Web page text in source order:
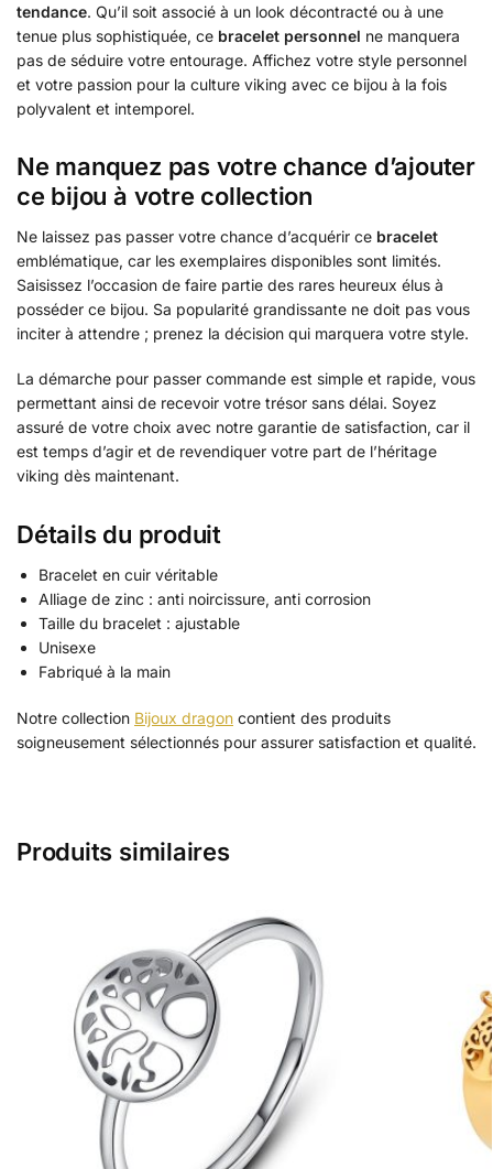
tendance. Qu’il soit associé à un look décontracté ou à une
tenue plus sophistiquée, ce bracelet personnel ne manquera
pas de séduire votre entourage. Affichez votre style personnel
et votre passion pour la culture viking avec ce bijou à la fois
polyvalent et intemporel.
Ne manquez pas votre chance d’ajouter
ce bijou à votre collection
Ne laissez pas passer votre chance d’acquérir ce bracelet
emblématique, car les exemplaires disponibles sont limités.
Saisissez l’occasion de faire partie des rares heureux élus à
posséder ce bijou. Sa popularité grandissante ne doit pas vous
inciter à attendre ; prenez la décision qui marquera votre style.
La démarche pour passer commande est simple et rapide, vous
permettant ainsi de recevoir votre trésor sans délai. Soyez
assuré de votre choix avec notre garantie de satisfaction, car il
est temps d’agir et de revendiquer votre part de l’héritage
viking dès maintenant.
Détails du produit
Bracelet en cuir véritable
Alliage de zinc : anti noircissure, anti corrosion
Taille du bracelet : ajustable
Unisexe
Fabriqué à la main
Notre collection Bijoux dragon contient des produits
soigneusement sélectionnés pour assurer satisfaction et qualité.
Produits similaires